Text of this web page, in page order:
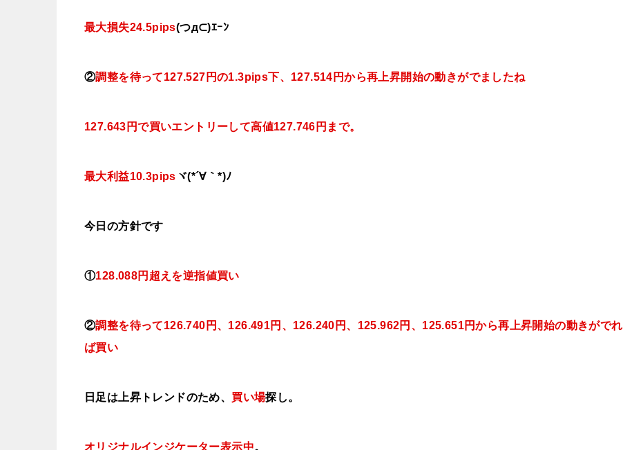
最大損失24.5pips(つд⊂)ｴｰﾝ
②調整を待って127.527円の1.3pips下、127.514 円から再上昇開始の動きがでましたね
127.643円で買いエントリーして高値127.746円まで。
最大利益10.3pips ヾ(*´∀｀*)ﾉ
今日 の方針です
①128.088円超えを逆指値買い
②調整を待って126.740円、126.491円、126.240円、125.962円、125.651円から再上昇開始の動きがでれ
ば買い
日足は上昇トレンドのため、 買い場探し。
オリジナルインジケーター表示中。